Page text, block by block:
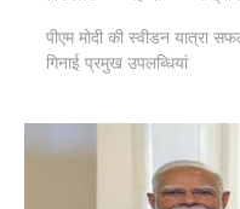
पीएम मोदी की स्वीडन यात्रा
गिनाई प्रमुख उपलब्धियां